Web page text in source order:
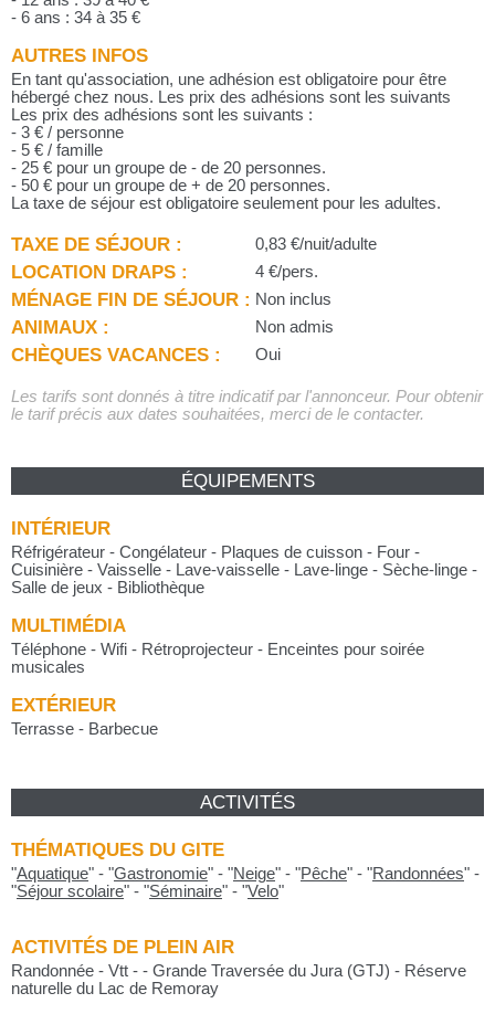
- 6 ans : 34 à 35 €
AUTRES INFOS
En tant qu'association, une adhésion est obligatoire pour être
hébergé chez nous. Les prix des adhésions sont les suivants
Les prix des adhésions sont les suivants :
- 3 € / personne
- 5 € / famille
- 25 € pour un groupe de - de 20 personnes.
- 50 € pour un groupe de + de 20 personnes.
La taxe de séjour est obligatoire seulement pour les adultes.
TAXE DE SÉJOUR : 0,83 €/nuit/adulte
LOCATION DRAPS : 4 €/pers.
MÉNAGE FIN DE SÉJOUR : Non inclus
ANIMAUX : Non admis
CHÈQUES VACANCES : Oui
Les tarifs sont donnés à titre indicatif par l'annonceur. Pour obtenir
le tarif précis aux dates souhaitées, merci de le contacter.
ÉQUIPEMENTS
INTÉRIEUR
Réfrigérateur - Congélateur - Plaques de cuisson - Four -
Cuisinière - Vaisselle - Lave-vaisselle - Lave-linge - Sèche-linge -
Salle de jeux - Bibliothèque
MULTIMÉDIA
Téléphone - Wifi - Rétroprojecteur - Enceintes pour soirée
musicales
EXTÉRIEUR
Terrasse - Barbecue
ACTIVITÉS
THÉMATIQUES DU GITE
"Aquatique" - "Gastronomie" - "Neige" - "Pêche" - "Randonnées" -
"Séjour scolaire" - "Séminaire" - "Velo"
ACTIVITÉS DE PLEIN AIR
Randonnée - Vtt - - Grande Traversée du Jura (GTJ) - Réserve
naturelle du Lac de Remoray